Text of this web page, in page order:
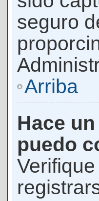
seguro
Arriba
Hace
puedo